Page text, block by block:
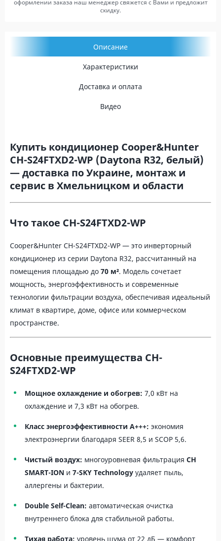
оформлении заказа наш менеджер свяжется с Вами и предложит
скидку.
Описание
Характеристики
Доставка и оплата
Видео
Купить кондиционер Cooper&Hunter
CH-S24FTXD2-WP (Daytona R32, белый)
— доставка по Украине, монтаж и
сервис в Хмельницком и области
Что такое CH-S24FTXD2-WP
Cooper&Hunter CH-S24FTXD2-WP — это инверторный
кондиционер из серии Daytona R32, рассчитанный на
помещения площадью до 70 м². Модель сочетает
мощность, энергоэффективность и современные
технологии фильтрации воздуха, обеспечивая идеальный
климат в квартире, доме, офисе или коммерческом
пространстве.
Основные преимущества CH-
S24FTXD2-WP
Мощное охлаждение и обогрев: 7,0 кВт на
охлаждение и 7,3 кВт на обогрев.
Класс энергоэффективности A+++: экономия
электроэнергии благодаря SEER 8,5 и SCOP 5,6.
Чистый воздух: многоуровневая фильтрация CH
SMART-ION и 7-SKY Technology удаляет пыль,
аллергены и бактерии.
Double Self-Clean: автоматическая очистка
внутреннего блока для стабильной работы.
Тихая работа: уровень шума от 22 дБ — комфорт